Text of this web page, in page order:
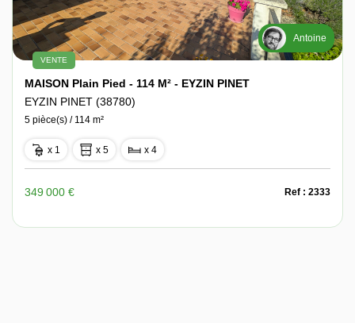
Antoine
VENTE
MAISON Plain Pied - 114 M² - EYZIN PINET
EYZIN PINET (38780)
5 pièce(s) / 114 m²
x 1 x 5 x 4
349 000 € Ref : 2333